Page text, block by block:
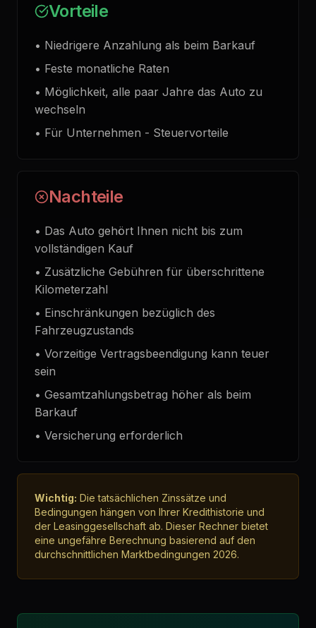
Vorteile
• Niedrigere Anzahlung als beim Barkauf
• Feste monatliche Raten
• Möglichkeit, alle paar Jahre das Auto zu
wechseln
• Für Unternehmen - Steuervorteile
Nachteile
• Das Auto gehört Ihnen nicht bis zum
vollständigen Kauf
• Zusätzliche Gebühren für überschrittene
Kilometerzahl
• Einschränkungen bezüglich des
Fahrzeugzustands
• Vorzeitige Vertragsbeendigung kann teuer
sein
• Gesamtzahlungsbetrag höher als beim
Barkauf
• Versicherung erforderlich
Wichtig: Die tatsächlichen Zinssätze und
Bedingungen hängen von Ihrer Kredithistorie und
der Leasinggesellschaft ab. Dieser Rechner bietet
eine ungefähre Berechnung basierend auf den
durchschnittlichen Marktbedingungen 2026.